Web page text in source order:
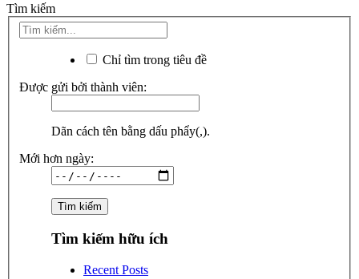
Tìm kiếm
Chỉ tìm trong tiêu đề
Được gửi bởi thành viên:
Dãn cách tên bằng dấu phẩy(,).
Mới hơn ngày:
Tìm kiếm hữu ích
Recent Posts